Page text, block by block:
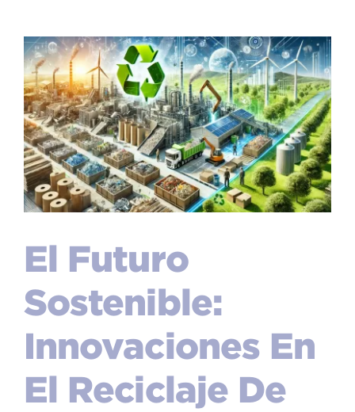
El Futuro
Sostenible:
Innovaciones En
El Reciclaje De